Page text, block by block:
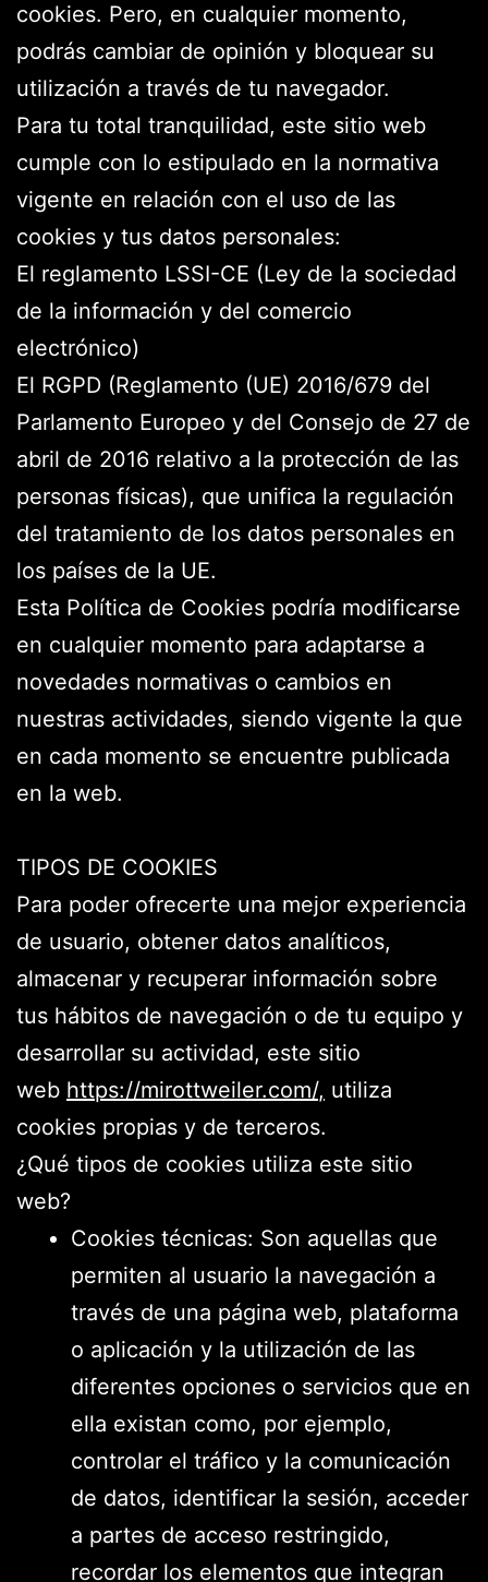
cookies. Pero, en cualquier momento,
podrás cambiar de opinión y bloquear su
utilización a través de tu navegador.
Para tu total tranquilidad, este sitio web
cumple con lo estipulado en la normativa
vigente en relación con el uso de las
cookies y tus datos personales:
El reglamento LSSI-CE (Ley de la sociedad
de la información y del comercio
electrónico)
El RGPD (Reglamento (UE) 2016/679 del
Parlamento Europeo y del Consejo de 27 de
abril de 2016 relativo a la protección de las
personas físicas), que unifica la regulación
del tratamiento de los datos personales en
los países de la UE.
Esta Política de Cookies podría modificarse
en cualquier momento para adaptarse a
novedades normativas o cambios en
nuestras actividades, siendo vigente la que
en cada momento se encuentre publicada
en la web.
TIPOS DE COOKIES
Para poder ofrecerte una mejor experiencia
de usuario, obtener datos analíticos,
almacenar y recuperar información sobre
tus hábitos de navegación o de tu equipo y
desarrollar su actividad, este sitio
web https://mirottweiler.com/, utiliza
cookies propias y de terceros.
¿Qué tipos de cookies utiliza este sitio
web?
Cookies técnicas: Son aquellas que
permiten al usuario la navegación a
través de una página web, plataforma
o aplicación y la utilización de las
diferentes opciones o servicios que en
ella existan como, por ejemplo,
controlar el tráfico y la comunicación
de datos, identificar la sesión, acceder
a partes de acceso restringido,
recordar los elementos que integran